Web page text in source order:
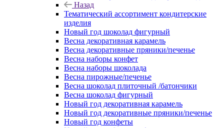
Назад
Тематический ассортимент кондитерские
изделия
Новый год шоколад фигурный
Весна декоративная карамель
Весна декоративные пряники/печенье
Весна наборы конфет
Весна наборы шоколада
Весна пирожные/печенье
Весна шоколад плиточный /батончики
Весна шоколад фигурный
Новый год декоративная карамель
Новый год декоративные пряники/печенье
Новый год конфеты